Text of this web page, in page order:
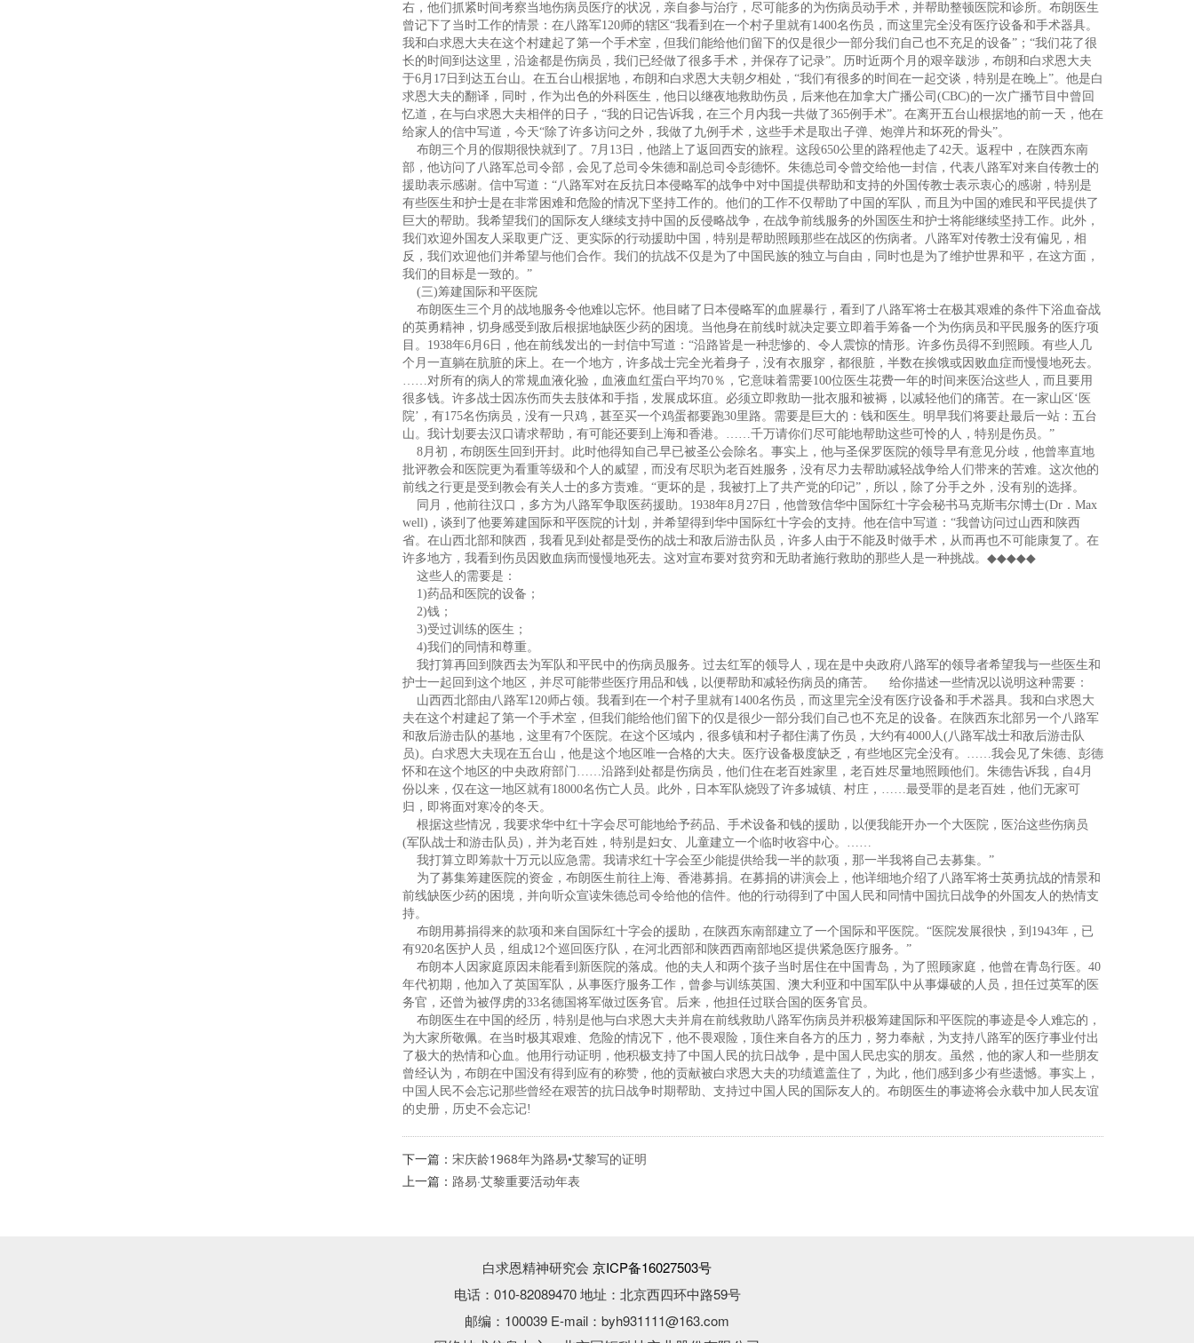
右，他们抓紧时间考察当地伤病员医疗的状况，亲自参与治疗，尽可能多的为伤病员动手术，并帮助整顿医院和诊所。布朗医生
曾记下了当时工作的情景：在八路军120师的辖区“我看到在一个村子里就有1400名伤员，而这里完全没有医疗设备和手术器具。
我和白求恩大夫在这个村建起了第一个手术室，但我们能给他们留下的仅是很少一部分我们自己也不充足的设备”；“我们花了很
长的时间到达这里，沿途都是伤病员，我们已经做了很多手术，并保存了记录”。历时近两个月的艰辛跋涉，布朗和白求恩大夫
于6月17日到达五台山。在五台山根据地，布朗和白求恩大夫朝夕相处，“我们有很多的时间在一起交谈，特别是在晚上”。他是白
求恩大夫的翻译，同时，作为出色的外科医生，他日以继夜地救助伤员，后来他在加拿大广播公司(CBC)的一次广播节目中曾回
忆道，在与白求恩大夫相伴的日子，“我的日记告诉我，在三个月内我一共做了365例手术”。在离开五台山根据地的前一天，他在
给家人的信中写道，今天“除了许多访问之外，我做了九例手术，这些手术是取出子弹、炮弹片和坏死的骨头”。
布朗三个月的假期很快就到了。7月13日，他踏上了返回西安的旅程。这段650公里的路程他走了42天。返程中，在陕西东南
部，他访问了八路军总司令部，会见了总司令朱德和副总司令彭德怀。朱德总司令曾交给他一封信，代表八路军对来自传教士的
援助表示感谢。信中写道：“八路军对在反抗日本侵略军的战争中对中国提供帮助和支持的外国传教士表示衷心的感谢，特别是
有些医生和护士是在非常困难和危险的情况下坚持工作的。他们的工作不仅帮助了中国的军队，而且为中国的难民和平民提供了
巨大的帮助。我希望我们的国际友人继续支持中国的反侵略战争，在战争前线服务的外国医生和护士将能继续坚持工作。此外，
我们欢迎外国友人采取更广泛、更实际的行动援助中国，特别是帮助照顾那些在战区的伤病者。八路军对传教士没有偏见，相
反，我们欢迎他们并希望与他们合作。我们的抗战不仅是为了中国民族的独立与自由，同时也是为了维护世界和平，在这方面，
我们的目标是一致的。”
(三)筹建国际和平医院
布朗医生三个月的战地服务令他难以忘怀。他目睹了日本侵略军的血腥暴行，看到了八路军将士在极其艰难的条件下浴血奋战
的英勇精神，切身感受到敌后根据地缺医少药的困境。当他身在前线时就决定要立即着手筹备一个为伤病员和平民服务的医疗项
目。1938年6月6日，他在前线发出的一封信中写道：“沿路皆是一种悲惨的、令人震惊的情形。许多伤员得不到照顾。有些人几
个月一直躺在肮脏的床上。在一个地方，许多战士完全光着身子，没有衣服穿，都很脏，半数在挨饿或因败血症而慢慢地死去。
……对所有的病人的常规血液化验，血液血红蛋白平均70％，它意味着需要100位医生花费一年的时间来医治这些人，而且要用
很多钱。许多战士因冻伤而失去肢体和手指，发展成坏疽。必须立即救助一批衣服和被褥，以减轻他们的痛苦。在一家山区‘医
院’，有175名伤病员，没有一只鸡，甚至买一个鸡蛋都要跑30里路。需要是巨大的：钱和医生。明早我们将要赴最后一站：五台
山。我计划要去汉口请求帮助，有可能还要到上海和香港。……千万请你们尽可能地帮助这些可怜的人，特别是伤员。”
8月初，布朗医生回到开封。此时他得知自己早已被圣公会除名。事实上，他与圣保罗医院的领导早有意见分歧，他曾率直地
批评教会和医院更为看重等级和个人的威望，而没有尽职为老百姓服务，没有尽力去帮助减轻战争给人们带来的苦难。这次他的
前线之行更是受到教会有关人士的多方责难。“更坏的是，我被打上了共产党的印记”，所以，除了分手之外，没有别的选择。
同月，他前往汉口，多方为八路军争取医药援助。1938年8月27日，他曾致信华中国际红十字会秘书马克斯韦尔博士(Dr．Max
well)，谈到了他要筹建国际和平医院的计划，并希望得到华中国际红十字会的支持。他在信中写道：“我曾访问过山西和陕西
省。在山西北部和陕西，我看见到处都是受伤的战士和敌后游击队员，许多人由于不能及时做手术，从而再也不可能康复了。在
许多地方，我看到伤员因败血病而慢慢地死去。这对宣布要对贫穷和无助者施行救助的那些人是一种挑战。 ◆◆◆◆◆
这些人的需要是：
1)药品和医院的设备；
2)钱；
3)受过训练的医生；
4)我们的同情和尊重。
我打算再回到陕西去为军队和平民中的伤病员服务。过去红军的领导人，现在是中央政府八路军的领导者希望我与一些医生和
护士一起回到这个地区，并尽可能带些医疗用品和钱，以便帮助和减轻伤病员的痛苦。 给你描述一些情况以说明这种需要：
山西西北部由八路军120师占领。我看到在一个村子里就有1400名伤员，而这里完全没有医疗设备和手术器具。我和白求恩大
夫在这个村建起了第一个手术室，但我们能给他们留下的仅是很少一部分我们自己也不充足的设备。在陕西东北部另一个八路军
和敌后游击队的基地，这里有7个医院。在这个区域内，很多镇和村子都住满了伤员，大约有4000人(八路军战士和敌后游击队
员)。白求恩大夫现在五台山，他是这个地区唯一合格的大夫。医疗设备极度缺乏，有些地区完全没有。……我会见了朱德、彭德
怀和在这个地区的中央政府部门……沿路到处都是伤病员，他们住在老百姓家里，老百姓尽量地照顾他们。朱德告诉我，自4月
份以来，仅在这一地区就有18000名伤亡人员。此外，日本军队烧毁了许多城镇、村庄，……最受罪的是老百姓，他们无家可
归，即将面对寒冷的冬天。
根据这些情况，我要求华中红十字会尽可能地给予药品、手术设备和钱的援助，以便我能开办一个大医院，医治这些伤病员
(军队战士和游击队员)，并为老百姓，特别是妇女、儿童建立一个临时收容中心。……
我打算立即筹款十万元以应急需。我请求红十字会至少能提供给我一半的款项，那一半我将自己去募集。”
为了募集筹建医院的资金，布朗医生前往上海、香港募捐。在募捐的讲演会上，他详细地介绍了八路军将士英勇抗战的情景和
前线缺医少药的困境，并向听众宣读朱德总司令给他的信件。他的行动得到了中国人民和同情中国抗日战争的外国友人的热情支
持。
布朗用募捐得来的款项和来自国际红十字会的援助，在陕西东南部建立了一个国际和平医院。“医院发展很快，到1943年，已
有920名医护人员，组成12个巡回医疗队，在河北西部和陕西西南部地区提供紧急医疗服务。”
布朗本人因家庭原因未能看到新医院的落成。他的夫人和两个孩子当时居住在中国青岛，为了照顾家庭，他曾在青岛行医。40
年代初期，他加入了英国军队，从事医疗服务工作，曾参与训练英国、澳大利亚和中国军队中从事爆破的人员，担任过英军的医
务官，还曾为被俘虏的33名德国将军做过医务官。后来，他担任过联合国的医务官员。
布朗医生在中国的经历，特别是他与白求恩大夫并肩在前线救助八路军伤病员并积极筹建国际和平医院的事迹是令人难忘的，
为大家所敬佩。在当时极其艰难、危险的情况下，他不畏艰险，顶住来自各方的压力，努力奉献，为支持八路军的医疗事业付出
了极大的热情和心血。他用行动证明，他积极支持了中国人民的抗日战争，是中国人民忠实的朋友。虽然，他的家人和一些朋友
曾经认为，布朗在中国没有得到应有的称赞，他的贡献被白求恩大夫的功绩遮盖住了，为此，他们感到多少有些遗憾。事实上，
中国人民不会忘记那些曾经在艰苦的抗日战争时期帮助、支持过中国人民的国际友人的。布朗医生的事迹将会永载中加人民友谊
的史册，历史不会忘记!
下一篇： 宋庆龄1968年为路易•艾黎写的证明
上一篇： 路易·艾黎重要活动年表
白求恩精神研究会 京ICP备16027503号
电话：010-82089470 地址：北京西四环中路59号
邮编：100039 E-mail：byh931111@163.com